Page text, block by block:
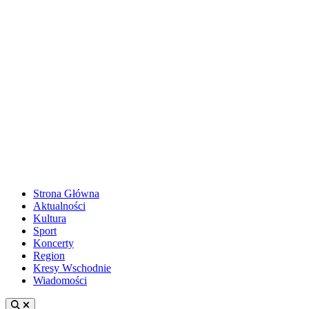
Strona Główna
Aktualności
Kultura
Sport
Koncerty
Region
Kresy Wschodnie
Wiadomości